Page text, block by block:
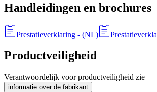
Handleidingen en brochures
Prestatieverklaring - (NL)
Productveiligheid
Verantwoordelijk voor productveiligheid zie
informatie over de fabrikant